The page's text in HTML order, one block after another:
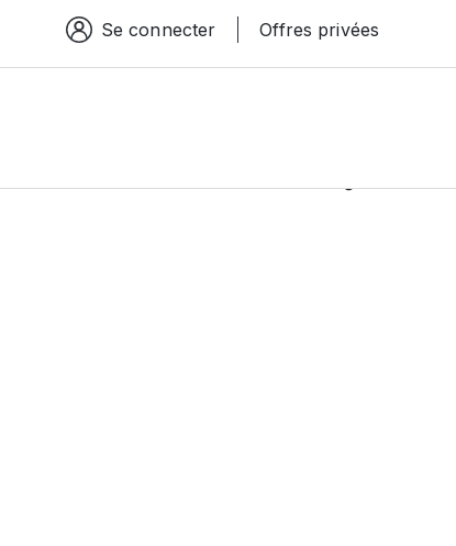
Espace connexion
Se connecter Offres privées